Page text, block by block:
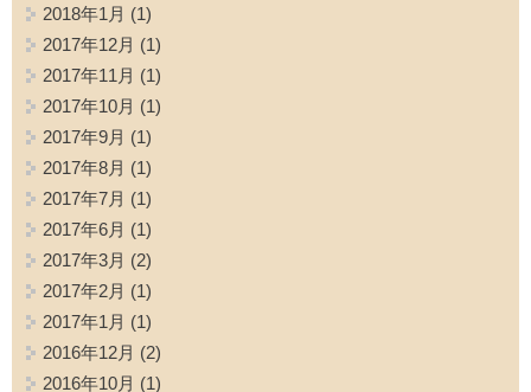
2018年1月 (1)
2017年12月 (1)
2017年11月 (1)
2017年10月 (1)
2017年9月 (1)
2017年8月 (1)
2017年7月 (1)
2017年6月 (1)
2017年3月 (2)
2017年2月 (1)
2017年1月 (1)
2016年12月 (2)
2016年10月 (1)